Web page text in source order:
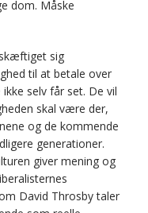
dom. Måske
sig
til at betale over
selv får set. De vil
skal være der,
og de kommende
generationer.
giver mening og
David Throsby taler